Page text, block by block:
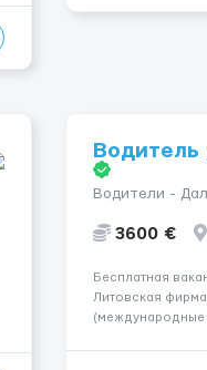
Водители -
3600 €
Бесплатная
Литовская фирма
(международные